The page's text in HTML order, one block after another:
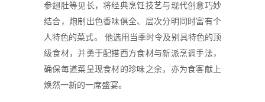
参翅肚等见长，将经典烹饪技艺与现代创意巧妙
结合，炮制出色香味俱全、层次分明同时富有个
人特色的菜式。 他选用当季时令及别具特色的顶
级食材，并勇于配搭西方食材与新派烹调手法，
确保每道菜呈现食材的珍味之余，亦为食客献上
焕然一新的一席盛宴。